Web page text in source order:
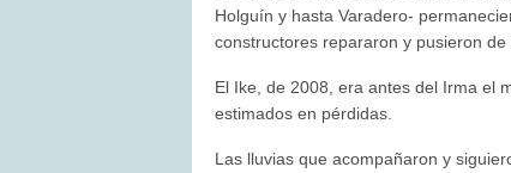
Holguín y hasta Varadero-
constructores repararon y pusieron
El Ike, de 2008, era antes del Irma el
estimados en pérdidas.
Las lluvias que acompañaron y